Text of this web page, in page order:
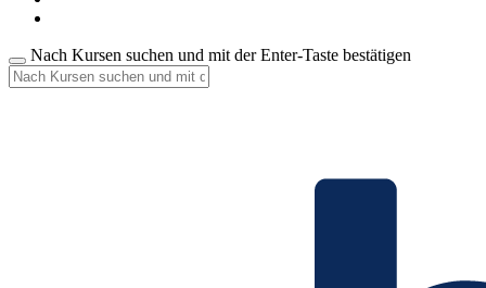
Nach Kursen suchen und mit der Enter-Taste bestätigen